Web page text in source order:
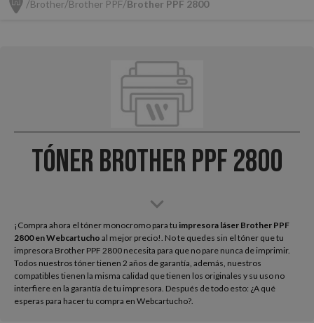
Brother Brother PPF Brother PPF 2800
Tóner Brother PPF 2800
¡Compra ahora el tóner monocromo para tu impresora láser Brother PPF
2800 en Webcartucho al mejor precio!. No te quedes sin el tóner que tu
impresora Brother PPF 2800 necesita para que no pare nunca de imprimir.
Todos nuestros tóner tienen 2 años de garantía, además, nuestros
compatibles tienen la misma calidad que tienen los originales y su uso no
interfiere en la garantía de tu impresora. Después de todo esto: ¿A qué
esperas para hacer tu compra en Webcartucho?.